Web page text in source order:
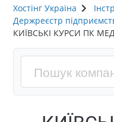
Хостінг Україна
Держреєстр
КИЇВСЬКІ КУРСИ ПК